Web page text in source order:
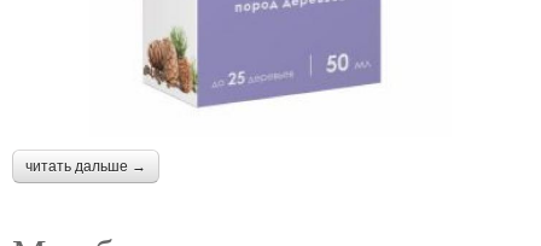
читать дальше →